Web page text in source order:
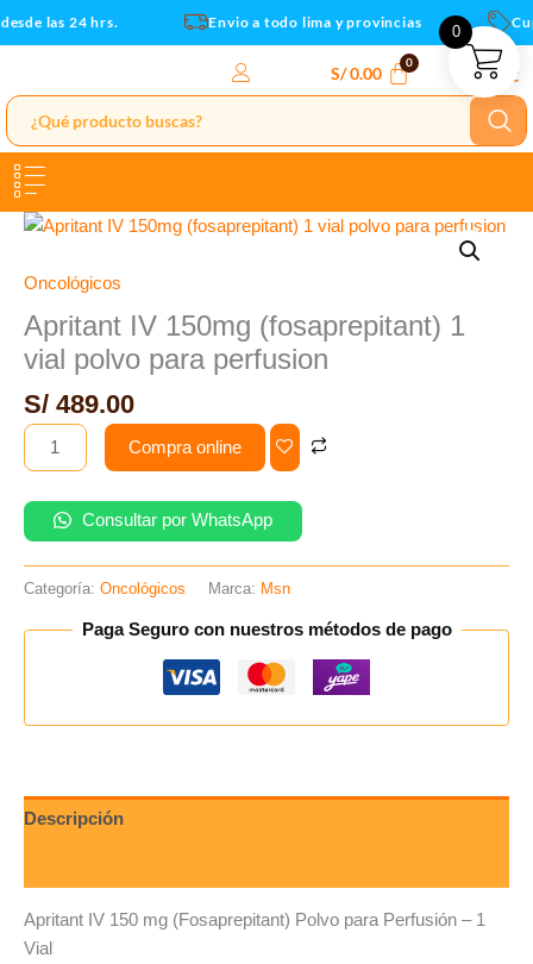
Ir
al
las 24 hrs. Envio a todo lima y provincias
S/0.00
Oncológicos
Apritant IV 150mg (fosaprepitant) 1
vial polvo para perfusion
S/ 489.00
Apritant
150mg
1
vial
polvo
para
perfusion
Compra online
Consultar por WhatsApp
Categoría: Oncológicos Marca: Msn
Paga Seguro con nuestros métodos de pago
Descripción
Apritant IV 150 mg (Fosaprepitant) Polvo para Perfusión – 1
Vial
0
polvo
perfusion
cantidad